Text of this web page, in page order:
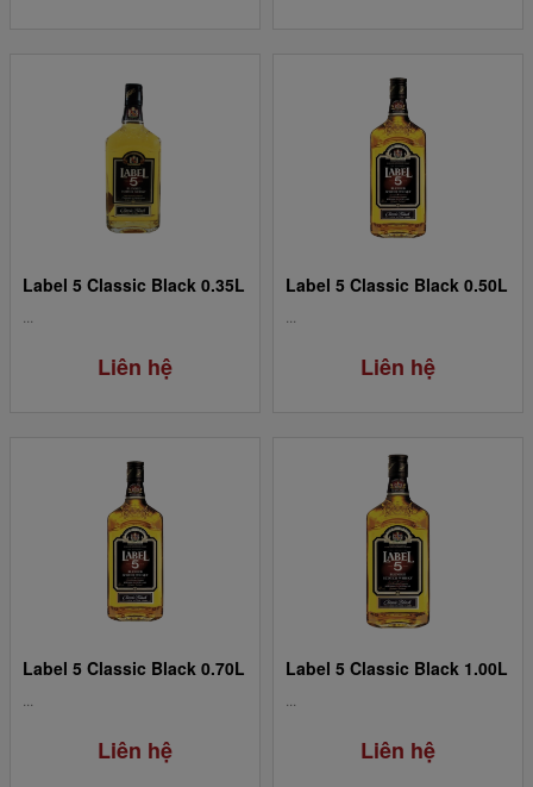
Label 5 Classic Black 0.35L
Liên hệ
Label 5 Classic Black 0.50L
Liên hệ
Label 5 Classic Black 0.70L
Liên hệ
Label 5 Classic Black 1.00L
Liên hệ